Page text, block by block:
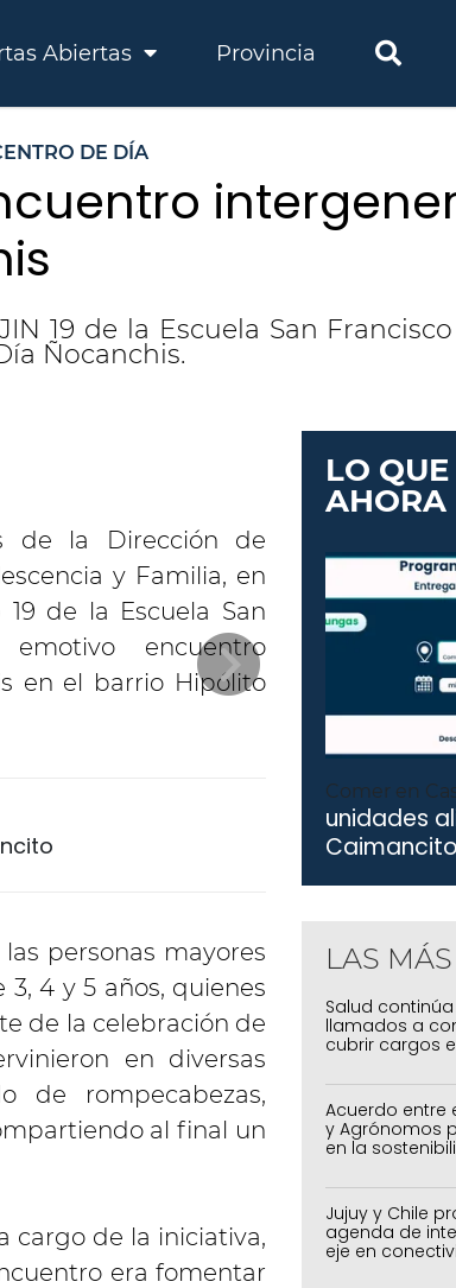
Abiertas Provincia
DE DÍA
19 de la Escuela San
Ñocanchis.
de la Dirección de
y Familia, en
de la Escuela San
encuentro
en el barrio Hipólito
personas mayores
4 y 5 años, quienes
de la celebración de
en diversas
de rompecabezas,
al final un
cargo de la iniciativa,
era fomentar
LO QUE
AHORA
Comer en
unidades
Caimancito
LAS
Salud
llamados a
cubrir cargos
Acuerdo entre
y Agrónomos
en la
agrícolas,
forestal
Jujuy y Chile
agenda de
eje en
mejora del